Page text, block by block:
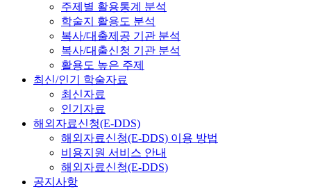
주제별 활용통계 분석
학술지 활용도 분석
복사/대출제공 기관 분석
복사/대출신청 기관 분석
활용도 높은 주제
최신/인기 학술자료
최신자료
인기자료
해외자료신청(E-DDS)
해외자료신청(E-DDS) 이용 방법
비용지원 서비스 안내
해외자료신청(E-DDS)
공지사항